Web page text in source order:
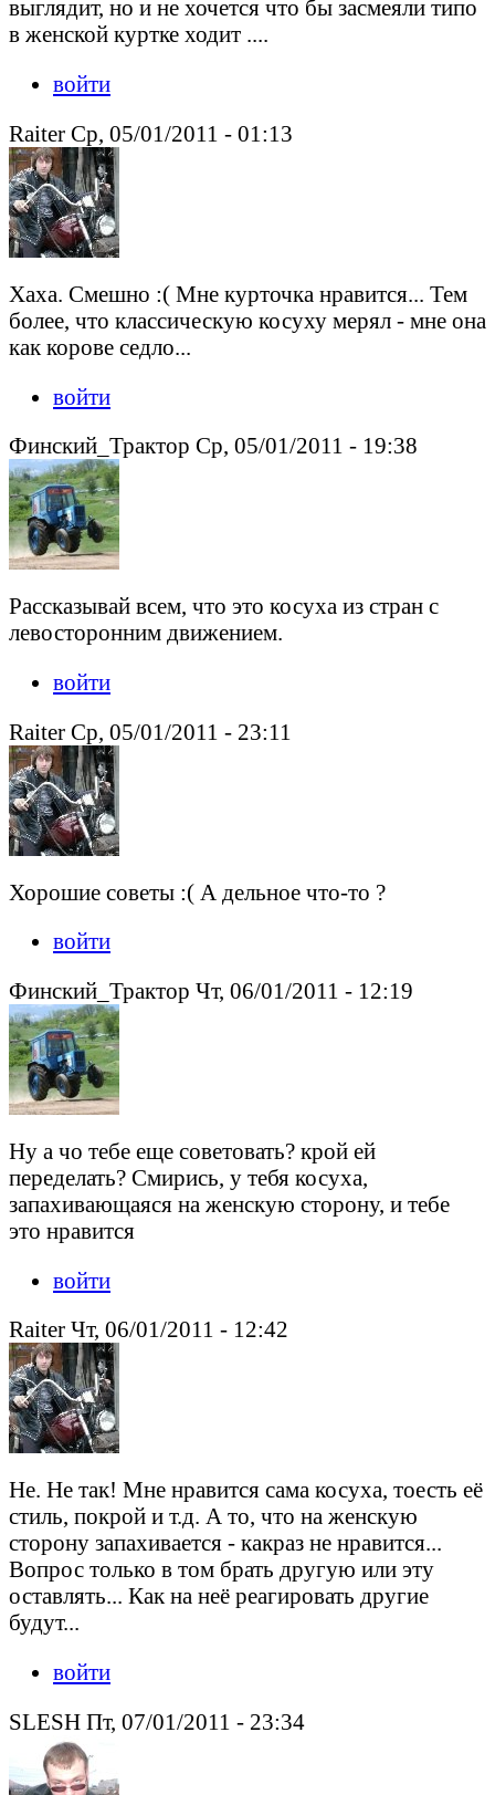
выглядит, но и не хочется что бы засмеяли типо
в женской куртке ходит ....
войти
Raiter Ср, 05/01/2011 - 01:13
Хаха. Смешно :( Мне курточка нравится... Тем
более, что классическую косуху мерял - мне она
как корове седло...
войти
Финский_Трактор Ср, 05/01/2011 - 19:38
Рассказывай всем, что это косуха из стран с
левосторонним движением.
войти
Raiter Ср, 05/01/2011 - 23:11
Хорошие советы :( А дельное что-то ?
войти
Финский_Трактор Чт, 06/01/2011 - 12:19
Ну а чо тебе еще советовать? крой ей
переделать? Смирись, у тебя косуха,
запахивающаяся на женскую сторону, и тебе
это нравится
войти
Raiter Чт, 06/01/2011 - 12:42
Не. Не так! Мне нравится сама косуха, тоесть её
стиль, покрой и т.д. А то, что на женскую
сторону запахивается - какраз не нравится...
Вопрос только в том брать другую или эту
оставлять... Как на неё реагировать другие
будут...
войти
SLESH Пт, 07/01/2011 - 23:34